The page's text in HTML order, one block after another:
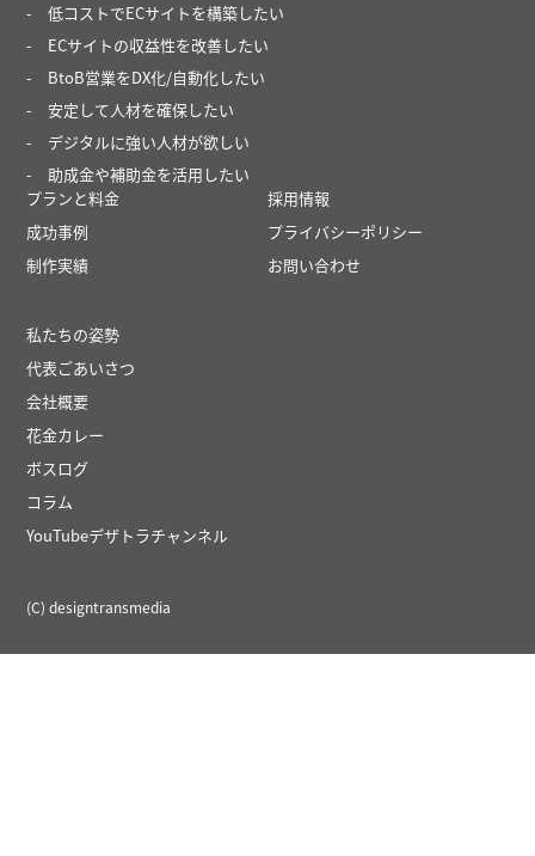
低コストでECサイトを構築したい
ECサイトの収益性を改善したい
BtoB営業をDX化/自動化したい
安定して人材を確保したい
デジタルに強い人材が欲しい
助成金や補助金を活用したい
プランと料金
成功事例
制作実績
私たちの姿勢
代表ごあいさつ
会社概要
花金カレー
ボスログ
コラム
YouTubeデザトラチャンネル
採用情報
プライバシーポリシー
お問い合わせ
(C) designtransmedia